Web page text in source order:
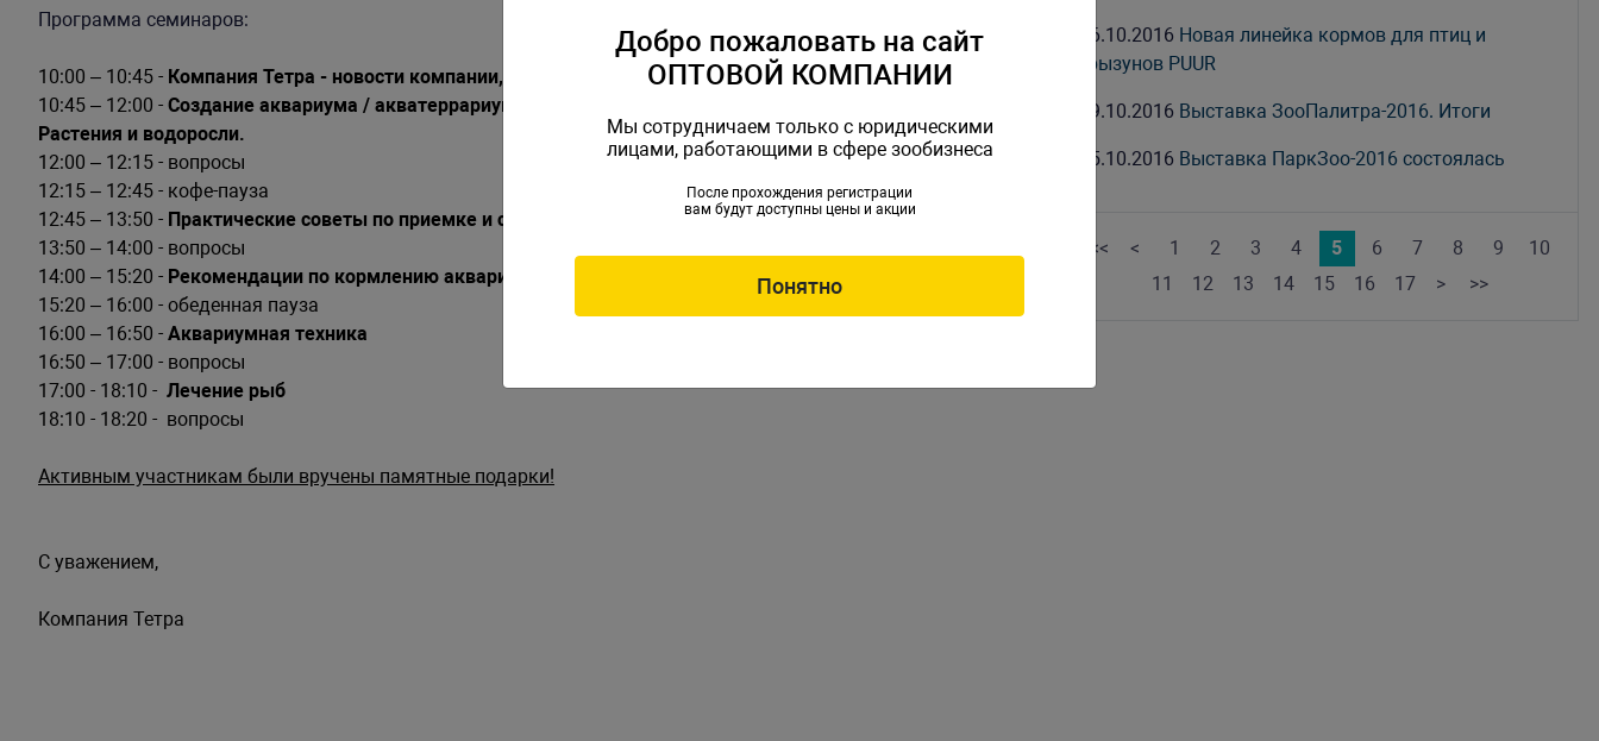
Программа семинаров:
10:00 – 10:45 - Компания Тетра - новости компании, новинки ассортимента
10:45 – 12:00 - Создание аквариума / акватеррариума - как и что предложить потенциальному покупателю.
Растения и водоросли.
12:00 – 12:15 - вопросы
12:15 – 12:45 - кофе-пауза
12:45 – 13:50 - Практические советы по приемке и содержанию рыбы в магазине
13:50 – 14:00 - вопросы
14:00 – 15:20 - Рекомендации по кормлению аквариумного населения
15:20 – 16:00 - обеденная пауза
16:00 – 16:50 - Аквариумная техника
16:50 – 17:00 - вопросы
17:00 - 18:10 - Лечение рыб
18:10 - 18:20 - вопросы
Активным участникам были вручены памятные подарки!
С уважением,
Компания Тетра
26.10.2016 Новая линейка кормов для птиц и
грызунов PUUR
19.10.2016 Выставка ЗооПалитра-2016. Итоги
05.10.2016 Выставка ПаркЗоо-2016 состоялась
<< < 1 2 3 4 5 6 7 8 9
10
11
12 13 14 15 16 17 > >>
Добро пожаловать на сайт
ОПТОВОЙ КОМПАНИИ
Мы сотрудничаем только с юридическими
лицами, работающими в сфере зообизнеса
После прохождения регистрации
вам будут доступны цены и акции
Понятно